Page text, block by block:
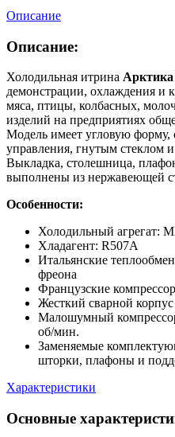
Описание
Описание:
Холодильная итрина
демонстрации, охлаждения и
мяса, птицы, колбасных,
изделий на предприятиях
Модель имеет угловую
управления, гнутым стеклом
Выкладка, столешница,
выполнены из нержавеющей
Особенности:
Холодильный агрегат:
Хладагент: R507A
Итальянские
фреона
Французские
Жесткий сварной
Малошумный
об/мин.
Заменяемые
шторки, плафоны и
Характеристики
Основные